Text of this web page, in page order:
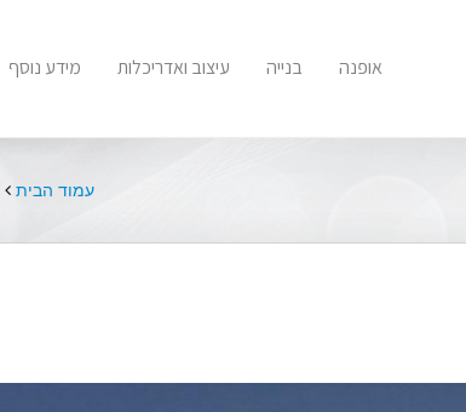
אופנה בנייה עיצוב ואדריכלות מידע נוסף
עמוד הבית